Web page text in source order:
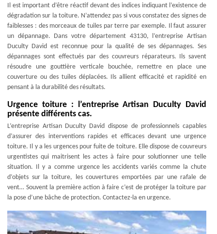
Il est important d’être réactif devant des indices indiquant l’existence de
dégradation sur la toiture. N’attendez pas si vous constatez des signes de
faiblesses : des morceaux de tuiles par terre par exemple. Il faut assurer
un dépannage. Dans votre département 43130, l’entreprise Artisan
Duculty David est reconnue pour la qualité de ses dépannages. Ses
dépannages sont effectués par des couvreurs réparateurs. Ils savent
résoudre une gouttière verticale bouchée, remettre en place une
couverture ou des tuiles déplacées. Ils allient efficacité et rapidité en
pensant à la durabilité des résultats.
Urgence toiture : l’entreprise Artisan Duculty David
présente différents cas.
L’entreprise Artisan Duculty David dispose de professionnels capables
d’assurer des interventions rapides et efficaces devant une urgence
toiture. Il y a les urgences pour fuite de toiture. Elle dispose de couvreurs
urgentistes qui maitrisent les actes à faire pour solutionner une telle
situation. Il y a comme urgence les accidents variés comme la chute
d’objets sur la toiture, les couvertures emportées par une rafale de
vent… Souvent la première action à faire c’est de protéger la toiture par
la pose d’une bâche de protection. Contactez-la en urgence.